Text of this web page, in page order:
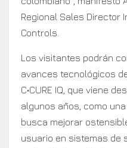
Regional Sales Director
Controls.
Los visitantes podrán
avances tecnológicos
C•CURE IQ, que viene
algunos años, como
busca mejorar
usuario en sistemas de